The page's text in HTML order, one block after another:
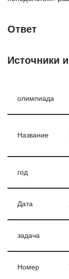
Ответ
Источники
олимпиада
Название
год
Дата
задача
Номер